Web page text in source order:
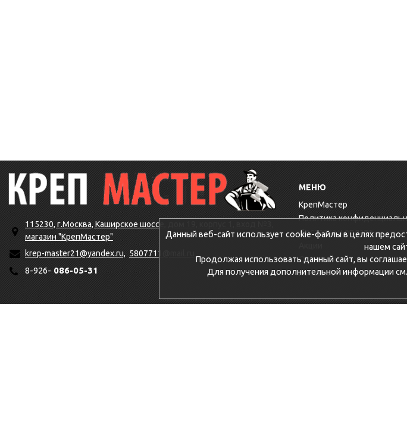
115230, г.Москва, Каширское шоссе, дом 19, корпус 1, вход №3,
магазин "КрепМастер"
krep-master21@yandex.ru, 5807711@mail.ru
8-926-086-05-31
МЕНЮ
КрепМастер
Политика
Доставка и оплата
Оптовикам
Контакты
Данный веб-сайт использует cookie-файлы в целях
нашем
Продолжая использовать данный сайт, вы
Для получения дополнительной информации см.